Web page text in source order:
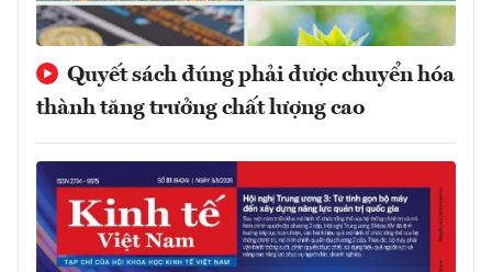
Quyết sách đúng phải được chuyển hóa
thành tăng trưởng chất lượng cao